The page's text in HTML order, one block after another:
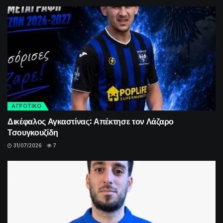
ΑΓΡΟΤΙΚΟ
Δικέφαλος Αγκαστίνας: Απέκτησε τον Λάζαρο
Τσουγκουζίδη
31/07/2026 7